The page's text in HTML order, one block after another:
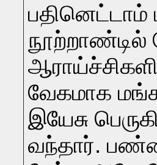
வேகமாக
இயேசு
வந்தார்.